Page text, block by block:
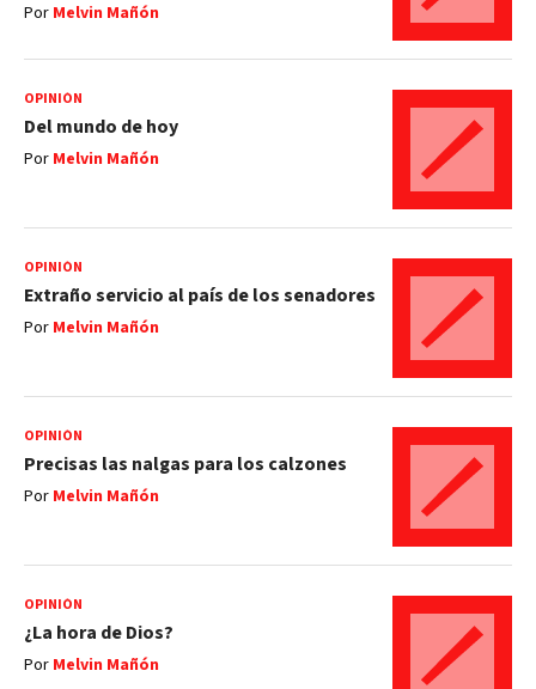
Por Melvin Mañón
OPINIÓN
Del mundo de hoy
Por Melvin Mañón
OPINIÓN
Extraño servicio al país de los senadores
Por Melvin Mañón
OPINIÓN
Precisas las nalgas para los calzones
Por Melvin Mañón
OPINIÓN
¿La hora de Dios?
Por Melvin Mañón